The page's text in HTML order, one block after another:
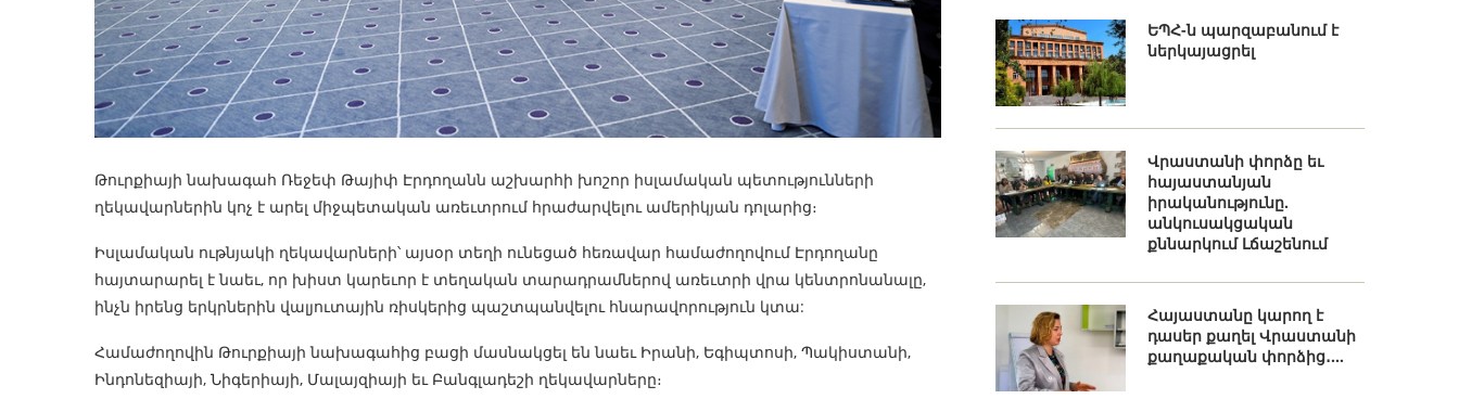
Թուրքիայի նախագահ Ռեջեփ Թայիփ Էրդողանն աշխարհի խոշոր իսլամական պետությունների
ղեկավարներին կոչ է արել միջպետական առեւտրում հրաժարվելու ամերիկյան դոլարից։
Իսլամական ութնյակի ղեկավարների՝ այսօր տեղի ունեցած հեռավար համաժողովում Էրդողանը
հայտարարել է նաեւ, որ խիստ կարեւոր է տեղական տարադրամներով առեւտրի վրա կենտրոնանալը,
ինչն իրենց երկրներին վալյուտային ռիսկերից պաշտպանվելու հնարավորություն կտա:
Համաժողովին Թուրքիայի նախագահից բացի մասնակցել են նաեւ Իրանի, Եգիպտոսի, Պակիստանի,
Ինդոնեզիայի, Նիգերիայի, Մալայզիայի եւ Բանգլադեշի ղեկավարները։
ԵՊՀ-ն պարզաբանում է
ներկայացրել
Վրաստանի փորձը եւ
հայաստանյան
իրականությունը.
անկուսակցական
քննարկում Լճաշենում
Հայաստանը կարող է
դասեր քաղել Վրաստանի
քաղաքական փորձից․...